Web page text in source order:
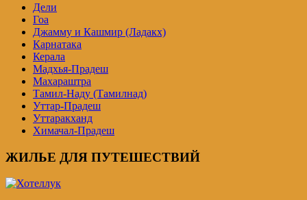
Дели
Гоа
Джамму и Кашмир (Ладакх)
Карнатака
Керала
Мадхья-Прадеш
Махараштра
Тамил-Наду (Тамилнад)
Уттар-Прадеш
Уттаракханд
Химачал-Прадеш
ЖИЛЬЕ ДЛЯ ПУТЕШЕСТВИЙ